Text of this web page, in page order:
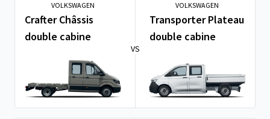
VOLKSWAGEN
Crafter Châssis
double cabine
VS
VOLKSWAGEN
Transporter Plateau
double cabine